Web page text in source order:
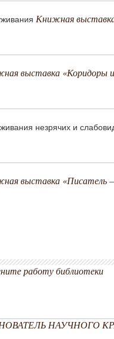
Книжная
выставка «Коридоры
незрячих и
выставка «Писатель
работу библиотеки
НАУЧНОГО